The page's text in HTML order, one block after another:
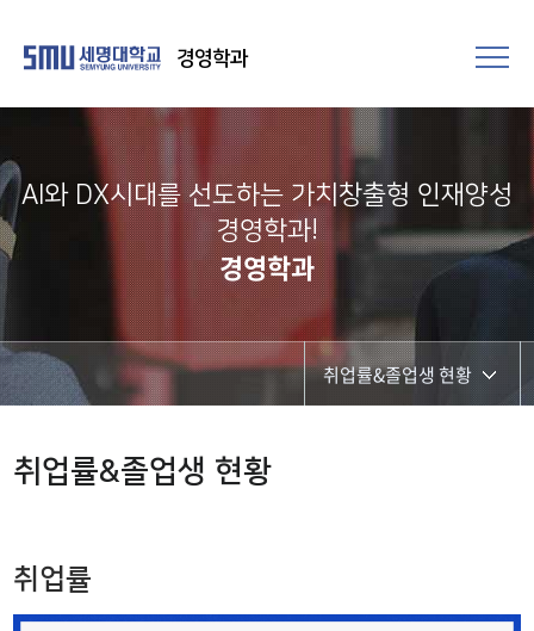
경영학과
AI와 DX시대를 선도하는 가치창출형 인재양성
경영학과!
경영학과
취업률&졸업생 현황
취업률&졸업생 현황
취업률